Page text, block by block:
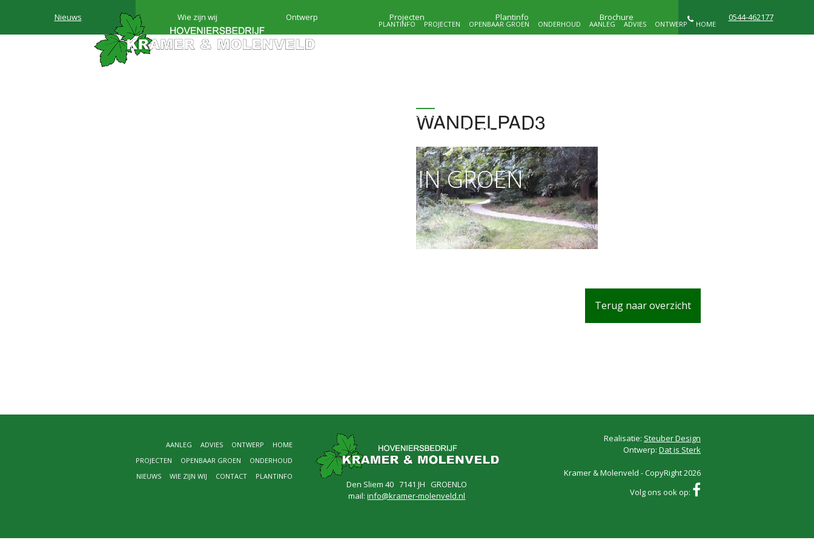
HOVENIERSBEDRIJF
KRAMER & MOLENVELD
MAATWERK IN GROEN
HOME
ONTWERP
ADVIES
AANLEG
ONDERHOUD
OPENBAAR GROEN
PROJECTEN
PLANTINFO
Nieuws Wie zijn wij Ontwerp Projecten Plantinfo Brochure 0544-462177
WANDELPAD3
Terug naar overzicht
HOME
ONTWERP
ADVIES
AANLEG
ONDERHOUD
OPENBAAR GROEN
PROJECTEN
PLANTINFO
CONTACT
WIE ZIJN WIJ
NIEUWS
Den Sliem 40 7141 JH GROENLO
mail:info@kramer-molenveld.nl
Realisatie: Steuber Design
Ontwerp: Dat is Sterk
Kramer & Molenveld - CopyRight 2026
Volg ons ook op: